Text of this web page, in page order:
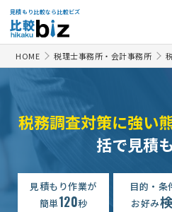
見積もり比較なら比較ビズ
HOME 税理士事務所・会計事務所
税務調査対策に強い
括で見積
見積もり作業が
簡単120秒
目的・条
お好み